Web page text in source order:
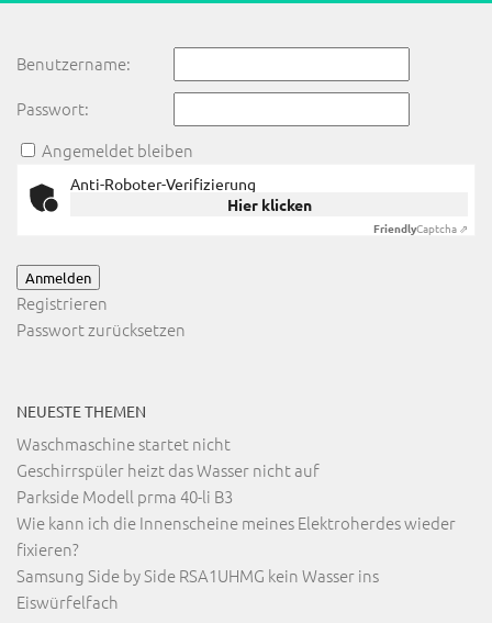
Benutzername:
Passwort:
Angemeldet bleiben
Anti-Roboter-Verifizierung
Hier klicken
FriendlyCaptcha ⇗
Anmelden
Registrieren
Passwort zurücksetzen
NEUESTE THEMEN
Waschmaschine startet nicht
Geschirrspüler heizt das Wasser nicht auf
Parkside Modell prma 40-li B3
Wie kann ich die Innenscheine meines Elektroherdes wieder
fixieren?
Samsung Side by Side RSA1UHMG kein Wasser ins
Eiswürfelfach